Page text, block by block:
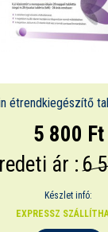
étrendkiegészítő
5 800 Ft
ár :6
Készlet infó:
EXPRESSZ